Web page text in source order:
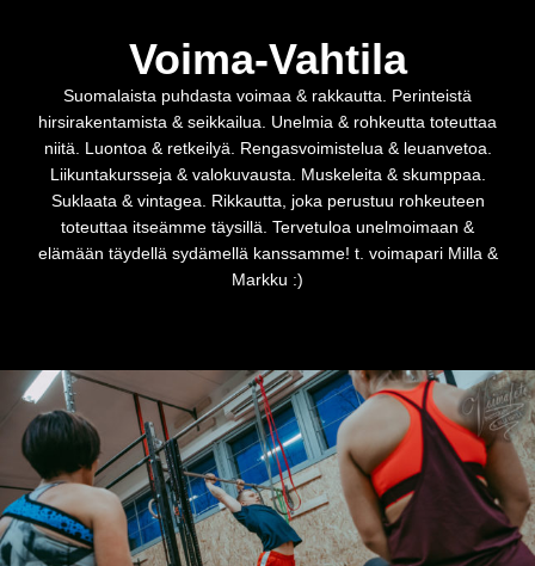
Voima-Vahtila
Suomalaista puhdasta voimaa & rakkautta. Perinteistä
hirsirakentamista & seikkailua. Unelmia & rohkeutta toteuttaa
niitä. Luontoa & retkeilyä. Rengasvoimistelua & leuanvetoa.
Liikuntakursseja & valokuvausta. Muskeleita & skumppaa.
Suklaata & vintagea. Rikkautta, joka perustuu rohkeuteen
toteuttaa itseämme täysillä. Tervetuloa unelmoimaan &
elämään täydellä sydämellä kanssamme! t. voimapari Milla &
Markku :)